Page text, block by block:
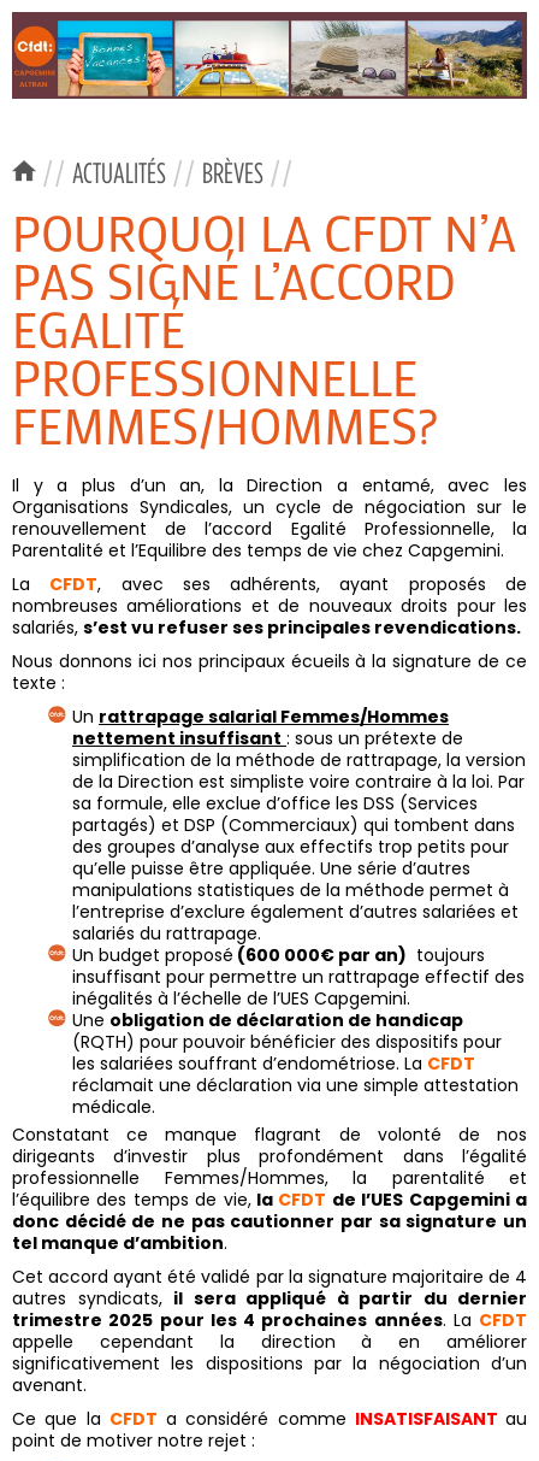
// ACTUALITÉS // BRÈVES //
POURQUOI LA CFDT N’A
PAS SIGNÉ L’ACCORD
EGALITÉ
PROFESSIONNELLE
FEMMES/HOMMES?
Il y a plus d’un an, la Direction a entamé, avec les
Organisations Syndicales, un cycle de négociation sur le
renouvellement de l’accord Egalité Professionnelle, la
Parentalité et l’Equilibre des temps de vie chez Capgemini.
La CFDT, avec ses adhérents, ayant proposés de
nombreuses améliorations et de nouveaux droits pour les
salariés, s’est vu refuser ses principales revendications.
Nous donnons ici nos principaux écueils à la signature de ce
texte :
Un rattrapage salarial Femmes/Hommes
nettement insuffisant : sous un prétexte de
simplification de la méthode de rattrapage, la version
de la Direction est simpliste voire contraire à la loi. Par
sa formule, elle exclue d’office les DSS (Services
partagés) et DSP (Commerciaux) qui tombent dans
des groupes d’analyse aux effectifs trop petits pour
qu’elle puisse être appliquée. Une série d’autres
manipulations statistiques de la méthode permet à
l’entreprise d’exclure également d’autres salariées et
salariés du rattrapage.
Un budget proposé (600 000€ par an) toujours
insuffisant pour permettre un rattrapage effectif des
inégalités à l’échelle de l’UES Capgemini.
Une obligation de déclaration de handicap
(RQTH) pour pouvoir bénéficier des dispositifs pour
les salariées souffrant d’endométriose. La CFDT
réclamait une déclaration via une simple attestation
médicale.
Constatant ce manque flagrant de volonté de nos
dirigeants d’investir plus profondément dans l’égalité
professionnelle Femmes/Hommes, la parentalité et
l’équilibre des temps de vie,la CFDT de l’UES Capgemini a
donc décidé de ne pas cautionner par sa signature un
tel manque d’ambition.
Cet accord ayant été validé par la signature majoritaire de 4
autres syndicats, il sera appliqué à partir du dernier
trimestre 2025 pour les 4 prochaines années. La CFDT
appelle cependant la direction à en améliorer
significativement les dispositions par la négociation d’un
avenant.
Ce que la CFDT a considéré comme INSATISFAISANT au
point de motiver notre rejet :